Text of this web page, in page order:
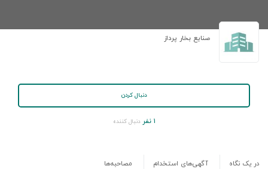
صنایع بخار پرداز
دنبال کردن
۱ نفر دنبال کننده
در یک نگاه آگهی‌های استخدام مصاحبه‌ها